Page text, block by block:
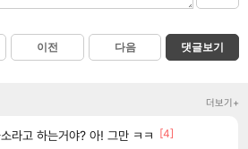
이전 다음 댓글보기
더보기+
라고 하는거야? 아! 그만 ㅋㅋ
[4]